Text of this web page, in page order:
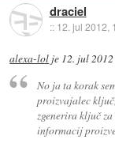
draciel
:: 12. jul 2012,
alexa-lol je 12. jul
No ja ta korak
proizvajalec
zgenerira ključ
informacij